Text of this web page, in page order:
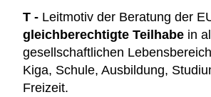
T - Leitmotiv der Beratung der
gleichberechtigte Teilhabe in
gesellschaftlichen
Kiga, Schule, Ausbildung,
Freizeit.